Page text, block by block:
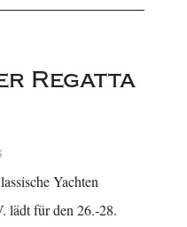
Regatta
Yachten
lädt für den 26.-28.